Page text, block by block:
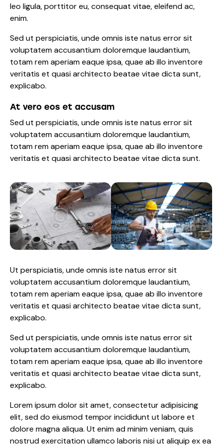
leo ligula, porttitor eu, consequat vitae, eleifend ac,
enim.
Sed ut perspiciatis, unde omnis iste natus error sit
voluptatem accusantium doloremque laudantium,
totam rem aperiam eaque ipsa, quae ab illo inventore
veritatis et quasi architecto beatae vitae dicta sunt,
explicabo.
At vero eos et accusam
Sed ut perspiciatis, unde omnis iste natus error sit
voluptatem accusantium doloremque laudantium,
totam rem aperiam eaque ipsa, quae ab illo inventore
veritatis et quasi architecto beatae vitae dicta sunt.
Ut perspiciatis, unde omnis iste natus error sit
voluptatem accusantium doloremque laudantium,
totam rem aperiam eaque ipsa, quae ab illo inventore
veritatis et quasi architecto beatae vitae dicta sunt,
explicabo.
Sed ut perspiciatis, unde omnis iste natus error sit
voluptatem accusantium doloremque laudantium,
totam rem aperiam eaque ipsa, quae ab illo inventore
veritatis et quasi architecto beatae vitae dicta sunt,
explicabo.
Lorem ipsum dolor sit amet, consectetur adipisicing
elit, sed do eiusmod tempor incididunt ut labore et
dolore magna aliqua. Ut enim ad minim veniam, quis
nostrud exercitation ullamco laboris nisi ut aliquip ex ea